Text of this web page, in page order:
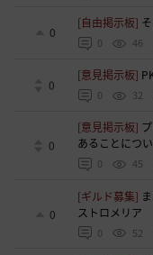
0
[自由掲示板]
0 46
0
[意見掲示板]
0 32
0
[意見掲示板]
あることにつ
0 45
0
[ギルド募集]
ストロメリア
0 52